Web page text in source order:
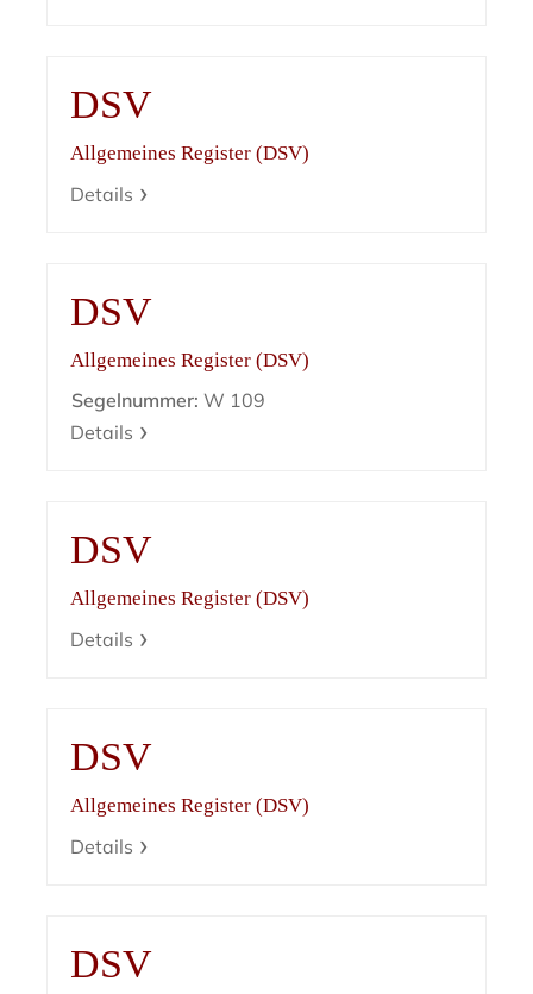
DSV
Allgemeines Register (DSV)
Details
DSV
Allgemeines Register (DSV)
Segelnummer: W 109
Details
DSV
Allgemeines Register (DSV)
Details
DSV
Allgemeines Register (DSV)
Details
DSV